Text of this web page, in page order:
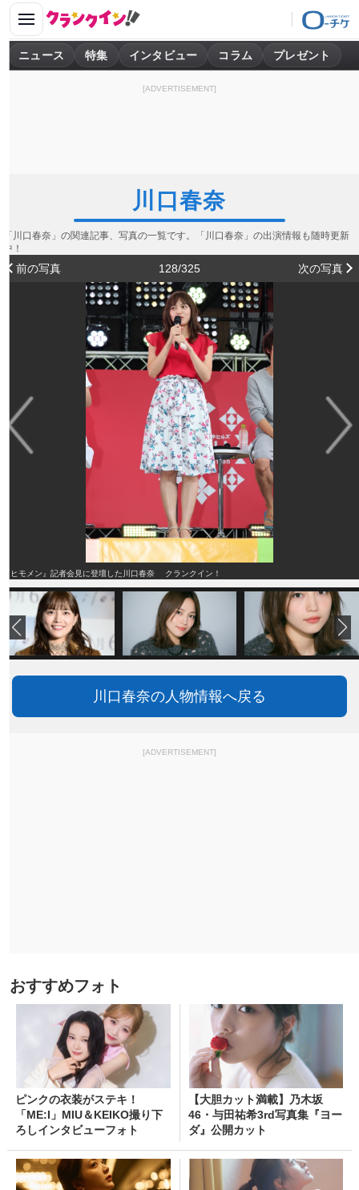
ニュース 特集 インタビュー コラム プレゼント
[ADVERTISEMENT]
川口春奈
「川口春奈」の関連記事、写真の一覧です。「川口春奈」の出演情報も随時更新
中！
前の写真 128/325 次の写真
『ヒモメン』記者会見に登壇した川口春奈 クランクイン！
川口春奈の人物情報へ戻る
[ADVERTISEMENT]
おすすめフォト
ピンクの衣装がステキ！
「ME:I」MIU＆KEIKO撮り下
ろしインタビューフォト
【大胆カット満載】乃木坂
46・与田祐希3rd写真集『ヨー
ダ』公開カット